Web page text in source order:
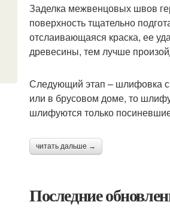
Заделка межвенцовых швов
поверхность тщательно
отслаивающаяся краска, ее
древесины, тем лучше
Следующий этап – шлифовка
или в брусовом доме, то
шлифуются только
читать дальше →
Последние